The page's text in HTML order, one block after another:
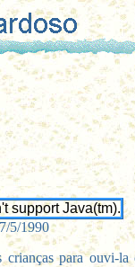
support Java(tm).
7/5/1990
para ouvi-